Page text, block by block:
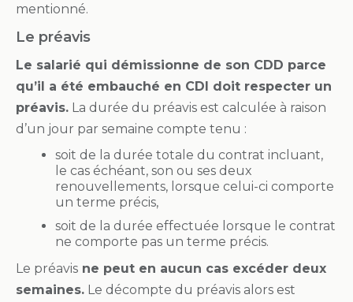
mentionné.
Le préavis
Le salarié qui démissionne de son CDD parce
qu’il a été embauché en CDI doit respecter un
préavis. La durée du préavis est calculée à raison
d’un jour par semaine compte tenu :
soit de la durée totale du contrat incluant,
le cas échéant, son ou ses deux
renouvellements, lorsque celui-ci comporte
un terme précis,
soit de la durée effectuée lorsque le contrat
ne comporte pas un terme précis.
Le préavis ne peut en aucun cas excéder deux
semaines. Le décompte du préavis alors est